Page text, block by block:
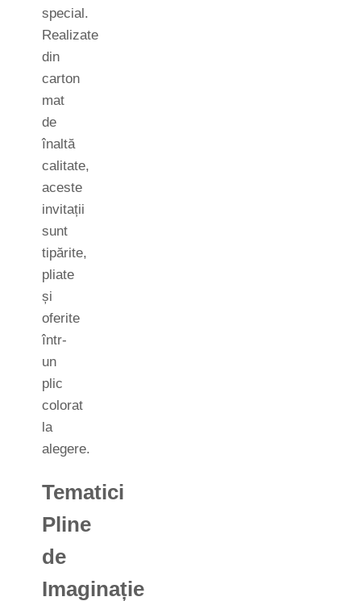
special.
Realizate
din
carton
mat
de
înaltă
calitate,
aceste
invitații
sunt
tipărite,
pliate
și
oferite
într-
un
plic
colorat
la
alegere.
Tematici
Pline
de
Imaginație